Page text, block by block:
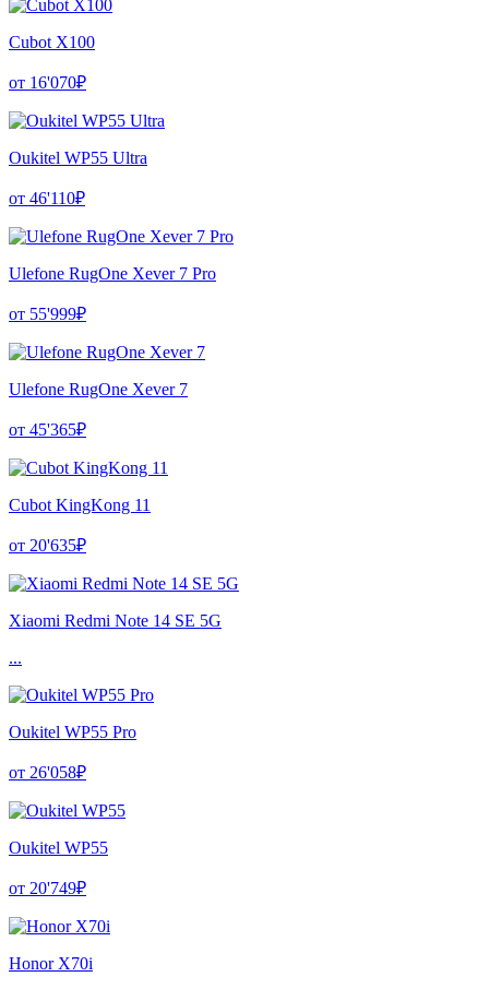
Cubot X100
от 16'070₽
Oukitel WP55 Ultra
от 46'110₽
Ulefone RugOne Xever 7 Pro
от 55'999₽
Ulefone RugOne Xever 7
от 45'365₽
Cubot KingKong 11
от 20'635₽
Xiaomi Redmi Note 14 SE 5G
...
Oukitel WP55 Pro
от 26'058₽
Oukitel WP55
от 20'749₽
Honor X70i